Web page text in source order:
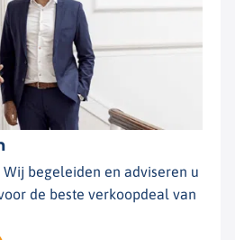
begeleiden en adviseren u
de beste verkoopdeal van